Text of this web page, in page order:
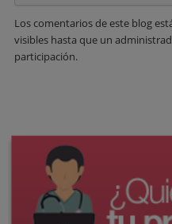
Los comentarios de este blog
visibles hasta que un
participación.